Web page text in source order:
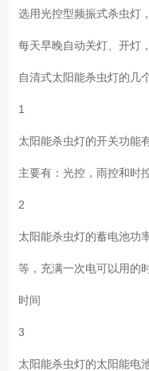
选用光控型频振式杀虫灯
每天早晚自动关灯、开灯
自清式太阳能杀虫灯的几
1
太阳能杀虫灯的开关功能
主要有：光控，雨控和时
2
太阳能杀虫灯的蓄电池
等，充满一次电可以用的
时间
3
太阳能杀虫灯的太阳能电